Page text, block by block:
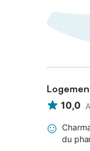
10,0
du